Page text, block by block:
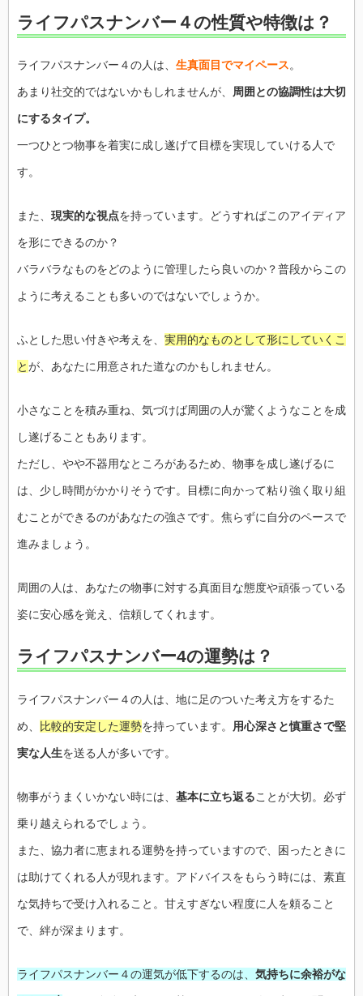
ライフパスナンバー４の性質や特徴は？
ライフパスナンバー４の人は、 生真面目でマイペース。
あまり社交的ではないかもしれませんが、 周囲との協調性は大切
にするタイプ。
一つひとつ物事を着実に成し遂げて目標を実現していける人で
す。
また、 現実的な視点を持っています。どうすればこのアイディア
を形にできるのか？
バラバラなものをどのように管理したら良いのか？普段からこの
ように考えることも多いのではないでしょうか。
ふとした思い付きや考えを、 実用的なものとして形にしていくこ
とが、あなたに用意された道なのかもしれません。
小さなことを積み重ね、気づけば周囲の人が驚くようなことを成
し遂げることもあります。
ただし、やや不器用なところがあるため、物事を成し遂げるに
は、少し時間がかかりそうです。目標に向かって粘り強く取り組
むことができるのがあなたの強さです。焦らずに自分のペースで
進みましょう。
周囲の人は、あなたの物事に対する真面目な態度や頑張っている
姿に安心感を覚え、信頼してくれます。
ライフパスナンバー4の運勢は？
ライフパスナンバー４の人は、地に足のついた考え方をするた
め、 比較的安定した運勢を持っています。 用心深さと慎重さで堅
実な人生を送る人が多いです。
物事がうまくいかない時には、 基本に立ち返ることが大切。必ず
乗り越えられるでしょう。
また、協力者に恵まれる運勢を持っていますので、困ったときに
は助けてくれる人が現れます。アドバイスをもらう時には、素直
な気持ちで受け入れること。甘えすぎない程度に人を頼ること
で、絆が深まります。
ライフパスナンバー４の運気が低下するのは、 気持ちに余裕がな